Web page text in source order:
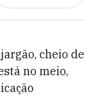
cheio de
no meio,